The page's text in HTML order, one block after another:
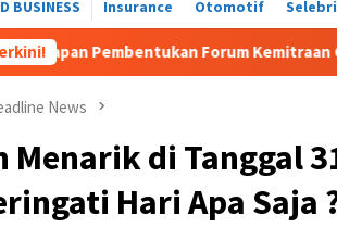
BUSINESS Insurance Otomotif
Forum Kemitraan Gerakan Sumsel
News
Menarik di Tanggal
Hari Apa Saja